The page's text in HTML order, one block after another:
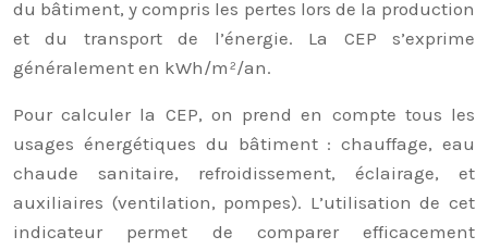
du bâtiment, y compris les pertes lors de la production
et du transport de l’énergie. La CEP s’exprime
généralement en kWh/m²/an.
Pour calculer la CEP, on prend en compte tous les
usages énergétiques du bâtiment : chauffage, eau
chaude sanitaire, refroidissement, éclairage, et
auxiliaires (ventilation, pompes). L’utilisation de cet
indicateur permet de comparer efficacement